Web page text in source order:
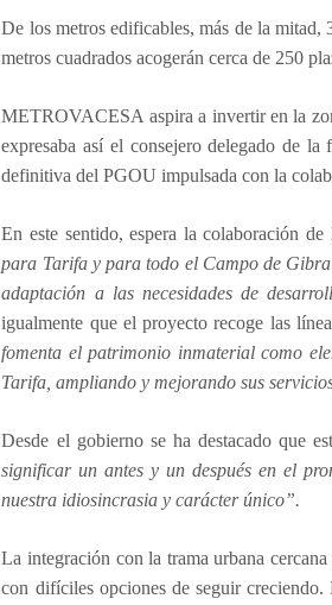
De los metros edificables, más de la mitad,
metros cuadrados acogerán cerca de 250
METROVACESA aspira a invertir en la
expresaba así el consejero delegado de
definitiva del PGOU impulsada con la
En este sentido, espera la colaboración
para Tarifa y para todo el Campo de
adaptación a las necesidades de
igualmente que el proyecto recoge las
fomenta el patrimonio inmaterial como
Tarifa, ampliando y mejorando sus
Desde el gobierno se ha destacado que
significar un antes y un después en el
nuestra idiosincrasia y carácter único”.
La integración con la trama urbana
con difíciles opciones de seguir